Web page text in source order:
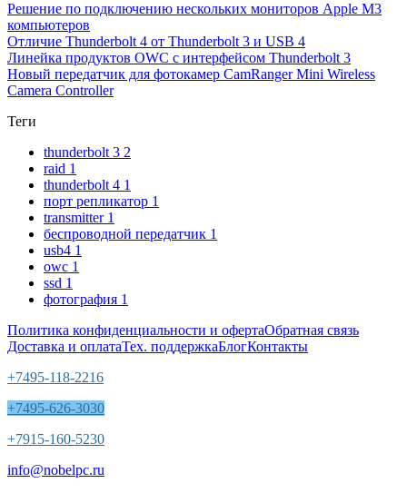
Решение по подключению нескольких мониторов Apple M3
компьютеров
Отличие Thunderbolt 4 от Thunderbolt 3 и USB 4
Линейка продуктов OWC с интерфейсом Thunderbolt 3
Новый передатчик для фотокамер CamRanger Mini Wireless
Camera Controller
Теги
thunderbolt 3 2
raid 1
thunderbolt 4 1
порт репликатор 1
transmitter 1
беспроводной передатчик 1
usb4 1
owc 1
ssd 1
фотография 1
Политика конфиденциальности и офертаОбратная связь
Доставка и оплатаТех. поддержкаБлогКонтакты
+7495-118-2216
+7495-626-3030
+7915-160-5230
info@nobelpc.ru